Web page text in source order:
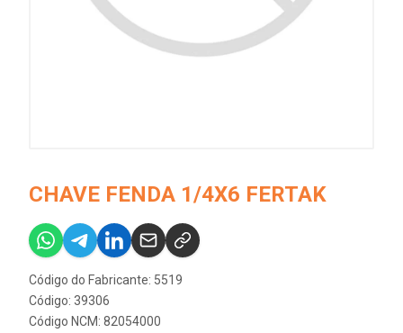
CHAVE FENDA 1/4X6 FERTAK
Código do Fabricante: 5519
Código: 39306
Código NCM: 82054000